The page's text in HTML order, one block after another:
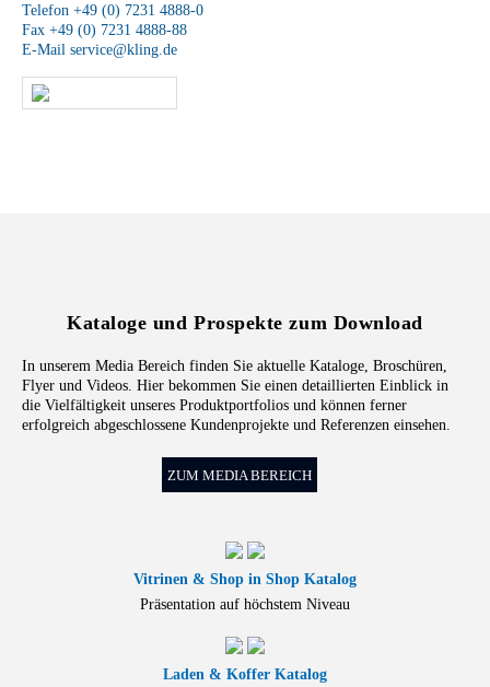
Telefon +49 (0) 7231 4888-0
Fax +49 (0) 7231 4888-88
E-Mail service@kling.de
Kataloge und Prospekte zum Download
In unserem Media Bereich finden Sie aktuelle Kataloge, Broschüren,
Flyer und Videos. Hier bekommen Sie einen detaillierten Einblick in
die Vielfältigkeit unseres Produktportfolios und können ferner
erfolgreich abgeschlossene Kundenprojekte und Referenzen einsehen.
ZUM MEDIA BEREICH
Vitrinen & Shop in Shop Katalog
Präsentation auf höchstem Niveau
Laden & Koffer Katalog